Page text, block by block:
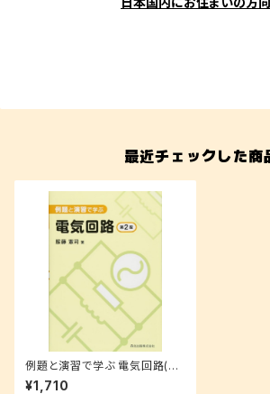
最近チェックした商
例題と演習で学ぶ 電気回路(第
2版)
¥1,710